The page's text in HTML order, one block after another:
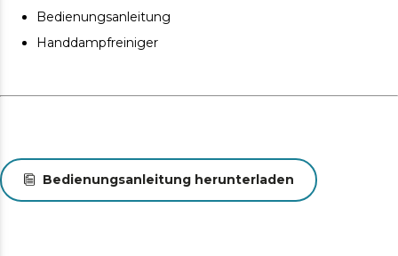
Bedienungsanleitung
Handdampfreiniger
Bedienungsanleitung herunterladen